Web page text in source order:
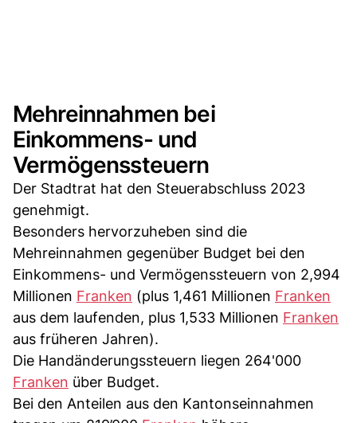
Mehreinnahmen bei
Einkommens- und
Vermögenssteuern
Der Stadtrat hat den Steuerabschluss 2023
genehmigt.
Besonders hervorzuheben sind die
Mehreinnahmen gegenüber Budget bei den
Einkommens- und Vermögenssteuern von 2,994
Millionen Franken (plus 1,461 Millionen Franken
aus dem laufenden, plus 1,533 Millionen Franken
aus früheren Jahren).
Die Handänderungssteuern liegen 264'000
Franken über Budget.
Bei den Anteilen aus den Kantonseinnahmen